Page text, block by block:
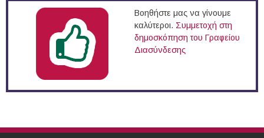
Βοηθήστε μας να γίνουμε
καλύτεροι. Συμμετοχή στη
δημοσκόπηση του Γραφείου
Διασύνδεσης